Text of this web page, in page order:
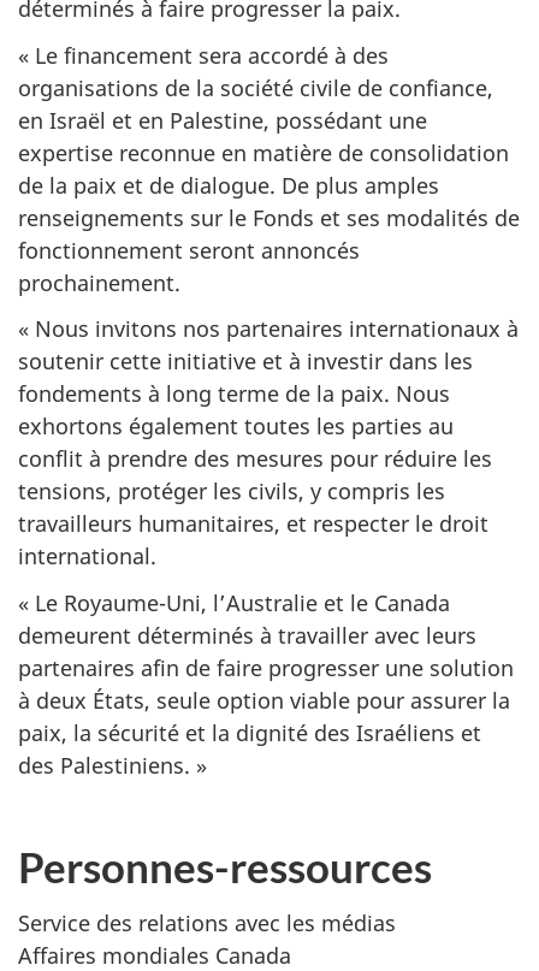
déterminés à faire progresser la paix.
« Le financement sera accordé à des
organisations de la société civile de confiance,
en Israël et en Palestine, possédant une
expertise reconnue en matière de consolidation
de la paix et de dialogue. De plus amples
renseignements sur le Fonds et ses modalités de
fonctionnement seront annoncés
prochainement.
« Nous invitons nos partenaires internationaux à
soutenir cette initiative et à investir dans les
fondements à long terme de la paix. Nous
exhortons également toutes les parties au
conflit à prendre des mesures pour réduire les
tensions, protéger les civils, y compris les
travailleurs humanitaires, et respecter le droit
international.
« Le Royaume-Uni, l’Australie et le Canada
demeurent déterminés à travailler avec leurs
partenaires afin de faire progresser une solution
à deux États, seule option viable pour assurer la
paix, la sécurité et la dignité des Israéliens et
des Palestiniens. »
Personnes-ressources
Service des relations avec les médias
Affaires mondiales Canada